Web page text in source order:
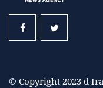
© Copyright 2023 d